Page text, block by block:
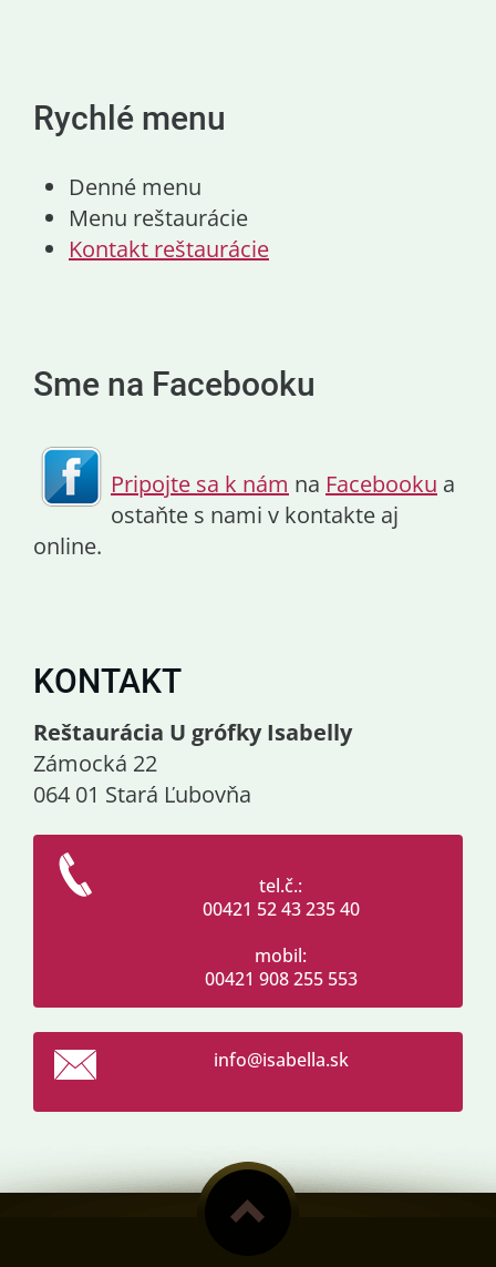
Rychlé menu
Denné menu
Menu reštaurácie
Kontakt reštaurácie
Sme na Facebooku
Pripojte sa k nám na Facebooku a
ostaňte s nami v kontakte aj
online.
KONTAKT
Reštaurácia U grófky Isabelly
Zámocká 22
064 01 Stará Ľubovňa
tel.č.:
00421 52 43 235 40
mobil:
00421 908 255 553
info@isabella.sk